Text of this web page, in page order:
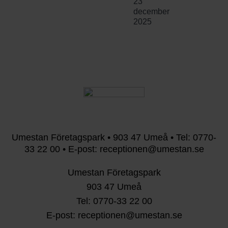
december
2025
Umestan Företagspark • 903 47 Umeå • Tel: 0770-
33 22 00 • E-post: receptionen@umestan.se
Umestan Företagspark
903 47 Umeå
Tel: 0770-33 22 00
E-post: receptionen@umestan.se